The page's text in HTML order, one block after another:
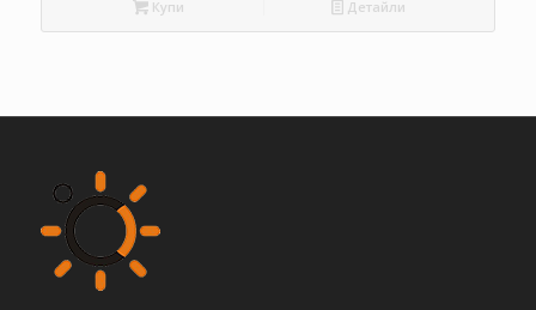
Купи Детайли